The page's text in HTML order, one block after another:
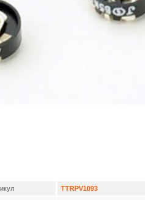
TTRPV1093